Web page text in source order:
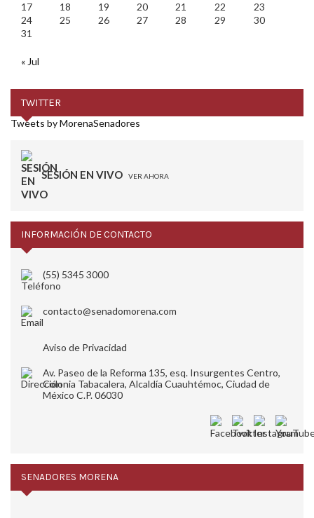
17
18 19 20 21 22
23
24
25 26 27 28 29
30
31
« Jul
TWITTER
Tweets by MorenaSenadores
SESIÓN EN VIVO VER AHORA
INFORMACIÓN DE CONTACTO
(55) 5345 3000
contacto@senadomorena.com
Aviso de Privacidad
Av. Paseo de la Reforma 135, esq. Insurgentes Centro,
Colonia Tabacalera, Alcaldía Cuauhtémoc, Ciudad de
México C.P. 06030
SENADORES MORENA